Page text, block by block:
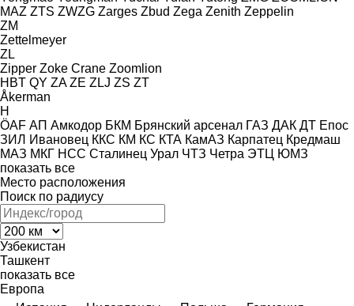
MAZ ZTS ZWZG Zarges Zbud Zega Zenith Zeppelin
ZM
Zettelmeyer
ZL
Zipper Zoke Crane Zoomlion
HBT QY ZA ZE ZLJ ZS ZT
Åkerman
H
ÖAF АП Амкодор БКМ Брянский арсенал ГАЗ ДАК ДТ Епос
ЗИЛ Ивановец ККС КМ КС КТА КамАЗ Карпатец Кредмаш
МАЗ МКГ НСС Сталинец Урал ЧТЗ Четра ЭТЦ ЮМЗ
показать все
Место расположения
Поиск по радиусу
Узбекистан
Ташкент
показать все
Европа